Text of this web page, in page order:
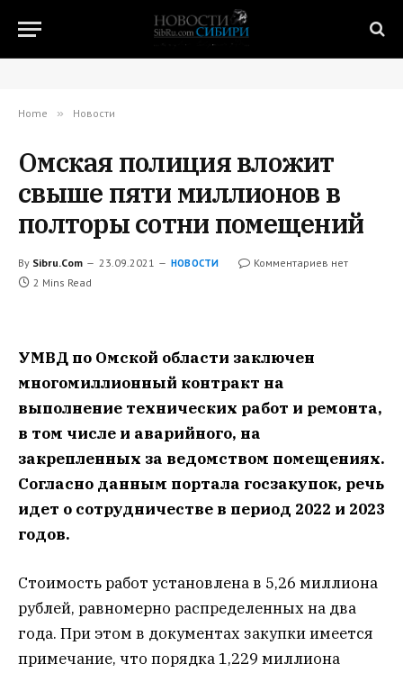
Home » Новости
Омская полиция вложит
свыше пяти миллионов в
полторы сотни помещений
By Sibru.Com 23.09.2021 НОВОСТИ
Комментариев нет
2 Mins Read
УМВД по Омской области заключен
многомиллионный контракт на
выполнение технических работ и ремонта,
в том числе и аварийного, на
закрепленных за ведомством помещениях.
Согласно данным портала госзакупок, речь
идет о сотрудничестве в период 2022 и 2023
годов.
Стоимость работ установлена в 5,26 миллиона
рублей, равномерно распределенных на два
года. При этом в документах закупки имеется
примечание, что порядка 1,229 миллиона